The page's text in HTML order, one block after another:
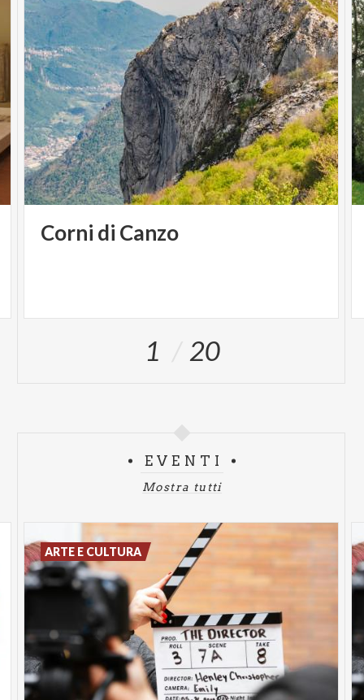
Corni di Canzo
1 20
EVENTI
Mostra tutti
ARTE E CULTURA